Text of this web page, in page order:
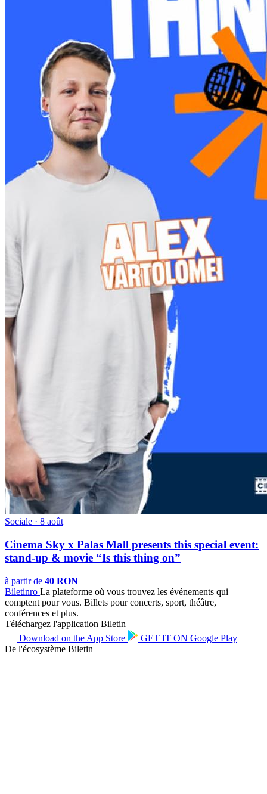
Sociale · 8 août
Cinema Sky x Palas Mall presents this special event:
stand-up & movie “Is this thing on”
à partir de 40 RON
Biletinro La plateforme où vous trouvez les événements qui
comptent pour vous. Billets pour concerts, sport, théâtre,
conférences et plus.
Téléchargez l'application Biletin
Download on the App Store GET IT ON Google Play
De l'écosystème Biletin